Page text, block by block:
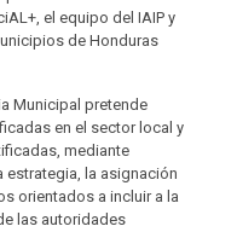
el equipo del IAIP y
de Honduras
Municipal pretende
en el sector local y
mediante
la asignación
orientados a incluir a la
las autoridades